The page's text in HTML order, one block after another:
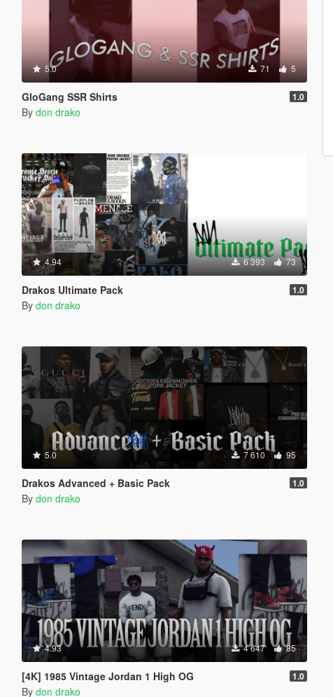
5.0 71 5
GloGang SSR Shirts 1.0
By don drako
4.94 6 393 73
Drakos Ultimate Pack 1.0
By don drako
5.0 7 610 95
Drakos Advanced + Basic Pack 1.0
By don drako
4.93 4 647 85
[4K] 1985 Vintage Jordan 1 High OG 1.0
By don drako